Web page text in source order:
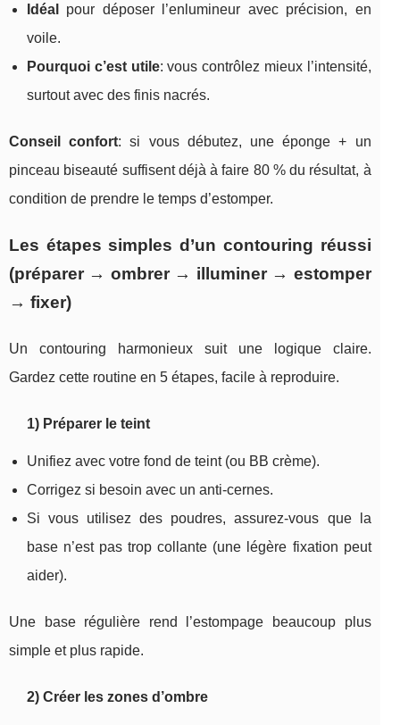
Idéal
pour déposer l’enlumineur avec précision, en
voile.
Pourquoi c’est utile: vous contrôlez mieux l’intensité,
surtout avec des finis nacrés.
Conseil confort: si vous débutez, une éponge + un
pinceau biseauté suffisent déjà à faire 80 % du résultat, à
condition de prendre le temps d’estomper.
Les étapes simples d’un contouring réussi
(préparer → ombrer → illuminer → estomper
→ fixer)
Un contouring harmonieux suit une logique claire.
Gardez cette routine en 5 étapes, facile à reproduire.
1) Préparer le teint
Unifiez avec votre fond de teint (ou BB crème).
Corrigez si besoin avec un anti-cernes.
Si vous utilisez des poudres, assurez-vous que la
base n’est pas trop collante (une légère fixation peut
aider).
Une base régulière rend l’estompage beaucoup plus
simple et plus rapide.
2) Créer les zones d’ombre